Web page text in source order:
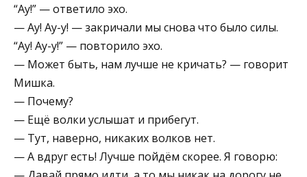
“Ау!” — ответило эхо.
— Ау! Ау-у! — закричали мы снова что было силы.
“Ау! Ау-у!” — повторило эхо.
— Может быть, нам лучше не кричать? — говорит
Мишка.
— Почему?
— Ещё волки услышат и прибегут.
— Тут, наверно, никаких волков нет.
— А вдруг есть! Лучше пойдём скорее. Я говорю: